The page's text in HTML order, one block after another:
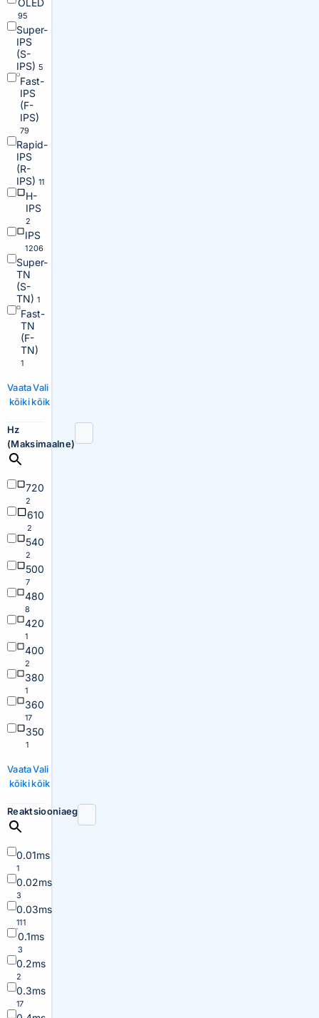
OLED
95
Super-
IPS
(S-
IPS) 5
Fast-
IPS
(F-
IPS)
79
Rapid-
IPS
(R-
IPS) 11
H-
IPS
2
IPS
1206
Super-
TN
(S-
TN) 1
Fast-
TN
(F-
TN)
1
Vaata
kõiki
Vali
kõik
Hz
(Maksimaalne)
720
2
610
2
540
2
500
7
480
8
420
1
400
2
380
1
360
17
350
1
Vaata
kõiki
Vali
kõik
Reaktsiooniaeg
0.01ms
1
0.02ms
3
0.03ms
111
0.1ms
3
0.2ms
2
0.3ms
17